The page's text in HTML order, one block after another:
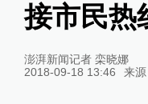
接市民热
澎湃新闻记者 栾晓娜
2018-09-18 13:46
来源